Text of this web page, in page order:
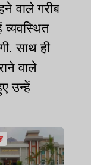
वाले गरीब
व्यवस्थित
साथ ही
वाले
उन्हें